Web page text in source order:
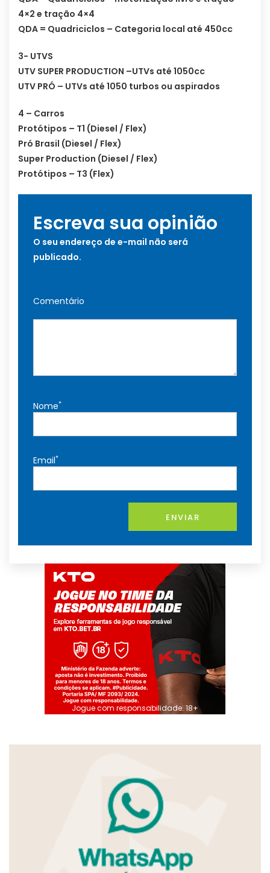
4×2 e tração 4×4
QDA = Quadriciclos – Categoria local até 450cc
3- UTVS
UTV SUPER PRODUCTION –UTVs até 1050cc
UTV PRÓ – UTVs até 1050 turbos ou aspirados
4 – Carros
Protótipos – T1 (Diesel / Flex)
Pró Brasil (Diesel / Flex)
Super Production (Diesel / Flex)
Protótipos – T3 (Flex)
Escreva sua opinião
O seu endereço de e-mail não será
publicado.
Comentário
Nome*
Email*
ENVIAR
Jogue com responsabilidade. 18+